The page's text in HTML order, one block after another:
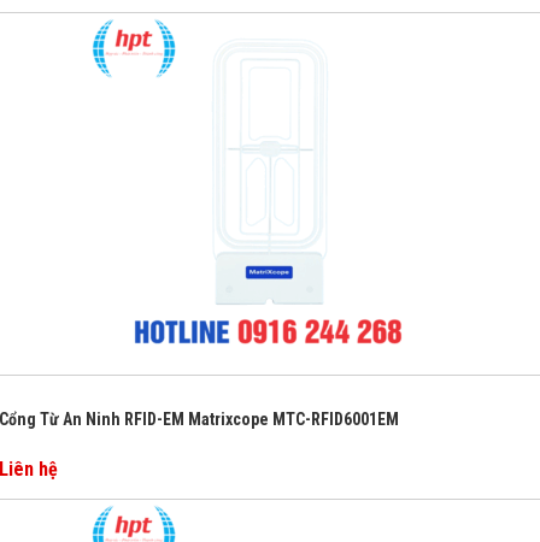
Từ An Ninh RFID-EM Matrixcope MTC-RFID6001EM
hệ